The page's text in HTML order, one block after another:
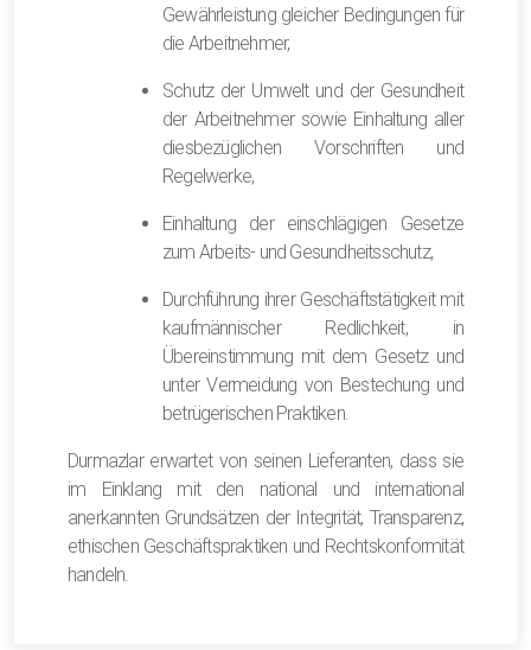
Gewährleistung gleicher Bedingungen für
die Arbeitnehmer,
Schutz der Umwelt und der Gesundheit
der Arbeitnehmer sowie Einhaltung aller
diesbezüglichen Vorschriften und
Regelwerke,
Einhaltung der einschlägigen Gesetze
zum Arbeits- und Gesundheitsschutz,
Durchführung ihrer Geschäftstätigkeit mit
kaufmännischer Redlichkeit, in
Übereinstimmung mit dem Gesetz und
unter Vermeidung von Bestechung und
betrügerischen Praktiken.
Durmazlar erwartet von seinen Lieferanten, dass sie
im Einklang mit den national und international
anerkannten Grundsätzen der Integrität, Transparenz,
ethischen Geschäftspraktiken und Rechtskonformität
handeln.